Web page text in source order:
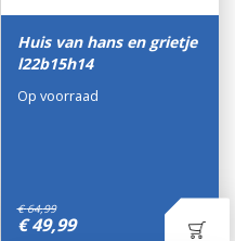
Huis van hans en grietje
l22b15h14
€ 64,99
€ 49,99
Op voorraad